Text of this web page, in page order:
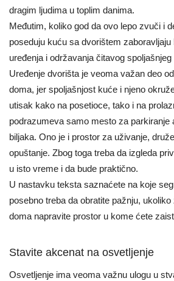
dragim ljudima u toplim danima.
Međutim, koliko god da ovo lepo zvuči i
poseduju kuću sa dvorištem
uređenja i održavanja čitavog spoljašnjeg
Uređenje dvorišta je veoma važan deo
doma, jer spoljašnjost kuće i njeno
utisak kako na posetioce, tako i na
podrazumeva samo mesto za parkiranje
biljaka. Ono je i prostor za uživanje,
opuštanje. Zbog toga treba da izgleda
u isto vreme i da bude praktično.
U nastavku teksta saznaćete na koje
posebno treba da obratite pažnju,
doma napravite prostor u kome ćete
Stavite akcenat na osvetljenje
Osvetljenje ima veoma važnu ulogu u